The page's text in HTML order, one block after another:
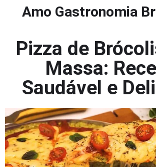
Amo Gastronomia
Pizza de
Massa:
Saudável e